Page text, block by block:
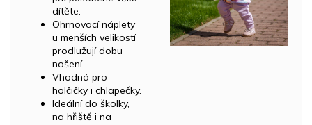
dítěte.
Ohrnovací náplety
u menších velikostí
prodlužují dobu
nošení.
Vhodná pro
holčičky i chlapečky.
Ideální do školky,
na hřiště i na